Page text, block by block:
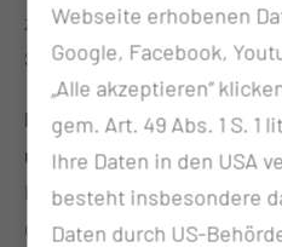
zukunftsorientiertes
Selbstverständlichkeit."
Prof. Dr. Ulrike Gutheil,
universitärer
beschlossenen
der Umsetzung des
Webseite erhobenen
Google, Facebook,
„Alle akzeptieren“
gem. Art. 49 Abs. 1 S. 1
Ihre Daten in den USA
besteht insbesondere
Daten durch US-